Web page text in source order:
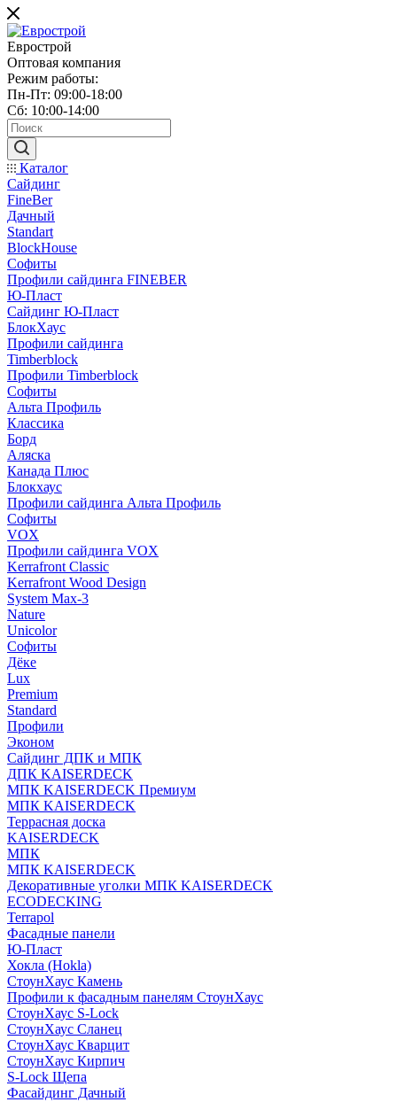
Еврострой
Оптовая компания
Режим работы:
Пн-Пт: 09:00-18:00
Сб: 10:00-14:00
Каталог
Сайдинг
FineBer
Дачный
Standart
BlockHouse
Софиты
Профили сайдинга FINEBER
Ю-Пласт
Сайдинг Ю-Пласт
БлокХаус
Профили сайдинга
Timberblock
Профили Timberblock
Софиты
Альта Профиль
Классика
Борд
Аляска
Канада Плюс
Блокхаус
Профили сайдинга Альта Профиль
Софиты
VOX
Профили сайдинга VOX
Kerrafront Classic
Kerrafront Wood Design
System Max-3
Nature
Unicolor
Софиты
Дёке
Lux
Premium
Standard
Профили
Эконом
Сайдинг ДПК и МПК
ДПК KAISERDECK
МПК KAISERDECK Премиум
МПК KAISERDECK
Террасная доска
KAISERDECK
МПК
МПК KAISERDECK
Декоративные уголки МПК KAISERDECK
ECODECKING
Terrapol
Фасадные панели
Ю-Пласт
Хокла (Hokla)
СтоунХаус Камень
Профили к фасадным панелям СтоунХаус
СтоунХаус S-Lock
СтоунХаус Сланец
СтоунХаус Кварцит
СтоунХаус Кирпич
S-Lock Щепа
Фасайдинг Дачный